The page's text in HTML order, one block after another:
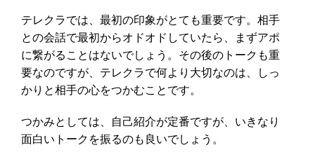
テレクラでは、最初の印象がとても重要です。相手
との会話で最初からオドオドしていたら、まずアポ
に繋がることはないでしょう。その後のトークも重
要なのですが、テレクラで何より大切なのは、しっ
かりと相手の心をつかむことです。
つかみとしては、自己紹介が定番ですが、いきなり
面白いトークを振るのも良いでしょう。